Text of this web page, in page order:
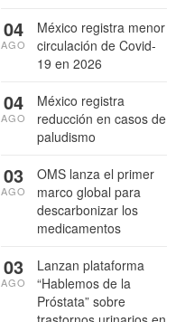
México registra menor
circulación de Covid-
19 en 2026
04
AGO
México registra
reducción en casos de
paludismo
04
AGO
OMS lanza el primer
marco global para
descarbonizar los
medicamentos
03
AGO
Lanzan plataforma
“Hablemos de la
Próstata” sobre
03
AGO